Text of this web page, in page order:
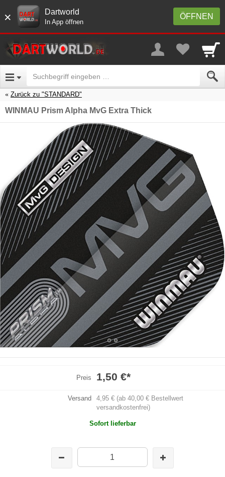
× ÖFFNEN
Dartworld
In App öffnen
Zurück zu "STANDARD"
WINMAU Prism Alpha MvG Extra Thick
Preis 1,50 €*
Versand
4,95 € (ab 40,00 € Bestellwert
versandkostenfrei)
Sofort lieferbar